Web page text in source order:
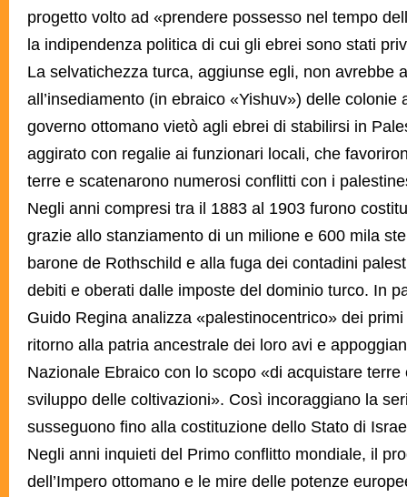
progetto volto ad «prendere possesso nel tempo
la indipendenza politica di cui gli ebrei sono stati
La selvatichezza turca, aggiunse egli, non avrebbe
all’insediamento (in ebraico «Yishuv») delle colonie
governo ottomano vietò agli ebrei di stabilirsi in
aggirato con regalie ai funzionari locali, che
terre e scatenarono numerosi conflitti con i
Negli anni compresi tra il 1883 al 1903 furono
grazie allo stanziamento di un milione e 600 mila
barone de Rothschild e alla fuga dei contadini
debiti e oberati dalle imposte del dominio turco. In
Guido Regina analizza «palestinocentrico» dei
ritorno alla patria ancestrale dei loro avi e
Nazionale Ebraico con lo scopo «di acquistare terre
sviluppo delle coltivazioni». Così incoraggiano la
susseguono fino alla costituzione dello Stato di
Negli anni inquieti del Primo conflitto mondiale, il
dell’Impero ottomano e le mire delle potenze